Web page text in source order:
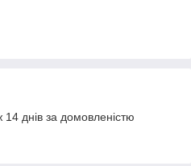
днів за домовленістю